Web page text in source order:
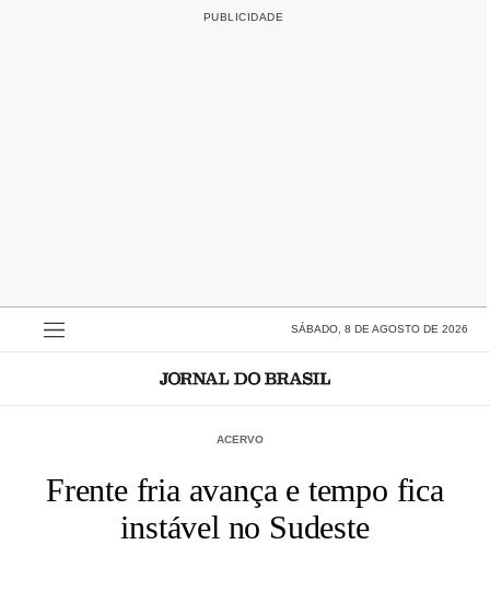
SÁBADO, 8 DE AGOSTO DE 2026
ACERVO
Frente fria avança e tempo fica
instável no Sudeste